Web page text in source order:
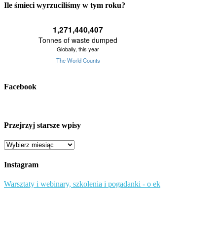
Ile śmieci wyrzuciliśmy w tym roku?
Facebook
Przejrzyj starsze wpisy
Przejrzyj
wpisy
Instagram
Warsztaty i webinary, szkolenia i pogadanki - o ek